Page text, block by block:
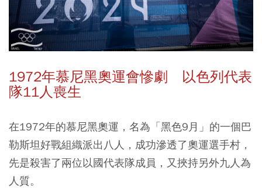
1972年慕尼黑奧運會慘劇 以色列代表
隊11人喪生
在1972年的慕尼黑奧運，名為「黑色9月」的一個巴
勒斯坦好戰組織派出八人，成功滲透了奧運選手村，
先是殺害了兩位以國代表隊成員，又挾持另外九人為
人質。